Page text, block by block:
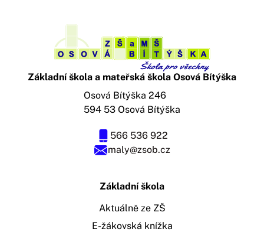
Základní škola a mateřská škola Osová Bítýška
maly@zsob.cz
566 536 922
Osová Bítýška 246
594 53 Osová Bítýška
Základní škola
Aktuálně ze ZŠ
E-žákovská knížka